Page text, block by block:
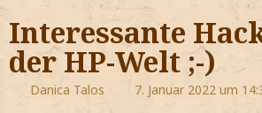
Hogwarts
Zauberwelt
Willkommen
Interessante
der HP-Welt ;-)
Danica Talos 7. Januar 2022 um